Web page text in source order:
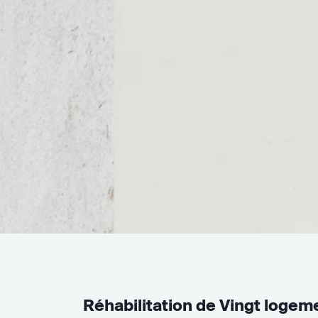
Réhabilitation de Vingt